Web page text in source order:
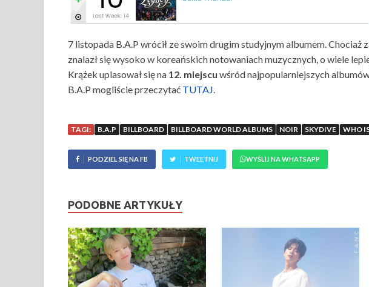
7 listopada B.A.P wrócił ze swoim drugim studyjnym albumem. Chociaż
znalazł się wysoko w koreańskich notowaniach muzycznych, o wiele
Krążek uplasował się na 12. miejscu wśród najpopularniejszych
B.A.P mogliście przeczytać TUTAJ
TAGI: B.A.P BILLBOARD BILLBOARD WORLD ALBUMS NOIR SKYDIVE WHO
PODZIEL SIĘ NA FB TWEETNIJ WYŚLIJ NA WHATSAPP
PODOBNE ARTYKUŁY